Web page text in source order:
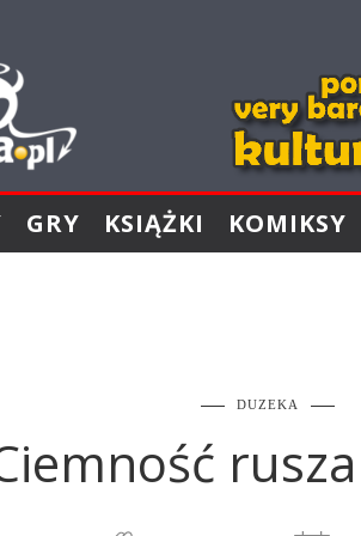
GRY KSIĄŻKI KOMIKSY
DUZEKA